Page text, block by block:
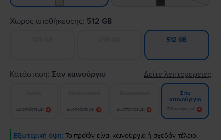
Χώρος αποθήκευσης: 512 GB
512 GB
Κατάσταση: Σαν καινούργιο Δείτε λεπτομέρειες
Ειδοποίησε με! Ειδοποίησε με! Ειδοποίησε με!
Σαν
καινούργιο
Ειδοποίησε με!
Εξωτερική όψη: Το προϊόν είναι καινούργιο ή σχεδόν τέλειο,